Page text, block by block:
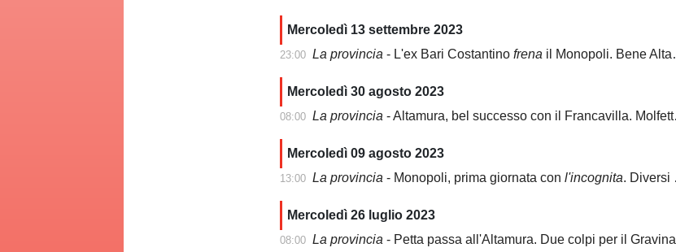
Mercoledì 13 settembre 2023
23:00 La provincia - L'ex Bari Costantinofrena il Monopoli. Bene Altamura e Bitonto
Mercoledì 30 agosto 2023
08:00 La provincia - Altamura, bel successo con il Francavilla. Molfetta attivo sul mercato
Mercoledì 09 agosto 2023
13:00 La provincia - Monopoli, prima giornata conl'incognita. Diversi colpi per il Bitonto
Mercoledì 26 luglio 2023
08:00 La provincia - Petta passa all'Altamura. Due colpi per il Gravina